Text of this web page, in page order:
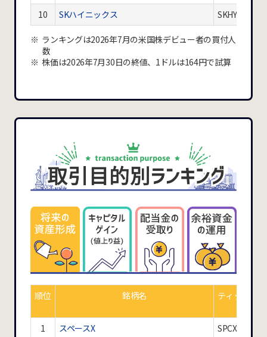
10
SKハイニックス SKHY
ランキングは2026年7月の米国株デビュー者の買付人
数
株価は2026年7月30日の終値、1ドルは164円で試算
順位 銘柄名 ティッカー
1 スペースX SPCX